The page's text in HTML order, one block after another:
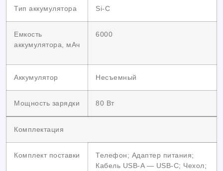
Тип аккумулятора Si-C
Емкость
аккумулятора, мАч
6000
Аккумулятор Несъемный
Мощность зарядки 80 Вт
Комплектация
Комплект поставки
Телефон; Адаптер питания;
Кабель USB-A — USB-C; Чехол;